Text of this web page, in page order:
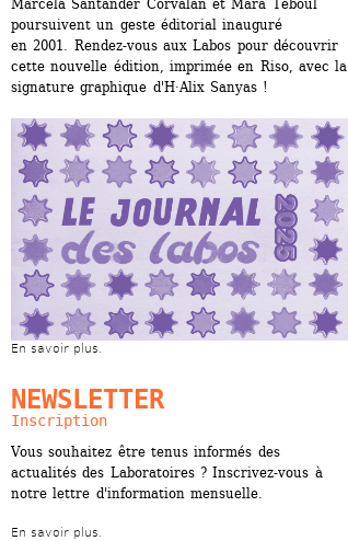
Marcela Santander Corvalán et Mara Teboul
poursuivent un geste éditorial inauguré
en 2001. Rendez-vous aux Labos pour découvrir
cette nouvelle édition, imprimée en Riso, avec la
signature graphique d'H·Alix Sanyas !
En savoir plus.
NEWSLETTER
Inscription
Vous souhaitez être tenus informés des
actualités des Laboratoires ? Inscrivez-vous à
notre lettre d'information mensuelle.
En savoir plus.